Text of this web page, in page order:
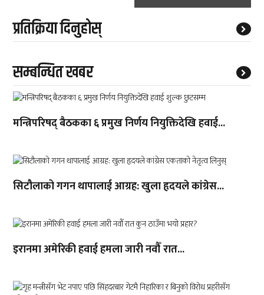
प्रतिक्रिया दिनुहोस्
सम्बन्धित खबर
मन्त्रिपरिषद् बैठकका ६ प्रमुख निर्णय नियुक्तिदेखि हवाई...
सिटौलाको गगन थापालाई आग्रह: खुला हृदयले कांग्रेस...
इरानमा अमेरिकी हवाई हमला जारी नवौँ रात...